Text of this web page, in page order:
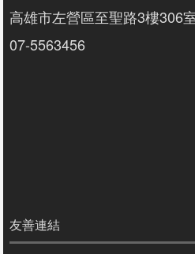
高雄市左營區至聖路3樓306
07-5563456
友善連結